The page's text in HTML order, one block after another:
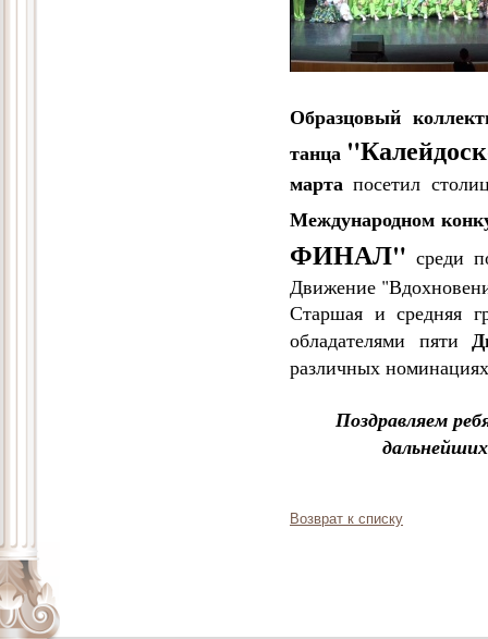
Образцовый
танца
марта посетил
Международном
ФИНАЛ"среди
Движение
Старшая и средняя
обладателями пяти
различных
Поздравляем
Возврат к списку